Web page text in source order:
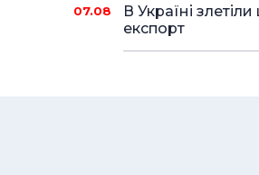
07.08
В Україні
експорт